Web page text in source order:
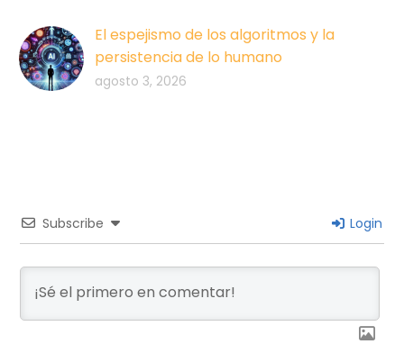
El espejismo de los algoritmos y la
persistencia de lo humano
agosto 3, 2026
Subscribe Login